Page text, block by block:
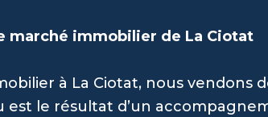
marché immobilier de La Ciotat
à La Ciotat, nous vendons
est le résultat d’un